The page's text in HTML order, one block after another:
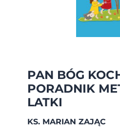
PAN BÓG
PORADNIK
LATKI
KS. MARIAN ZAJĄC